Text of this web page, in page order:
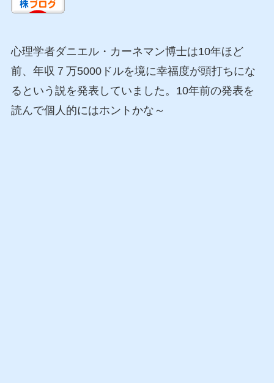
心理学者ダニエル・カーネマン博士は10年ほど
前、年収７万5000ドルを境に幸福度が頭打ちにな
るという説を発表していました。10年前の発表を
読んで個人的にはホントかな～